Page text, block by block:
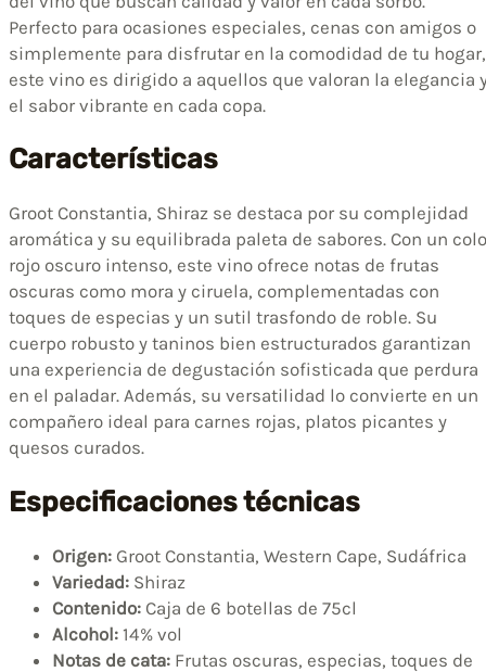
Perfecto para ocasiones especiales, cenas con amigos o
simplemente para disfrutar en la comodidad de tu hogar,
este vino es dirigido a aquellos que valoran la elegancia
el sabor vibrante en cada copa.
Características
Groot Constantia, Shiraz se destaca por su complejidad
aromática y su equilibrada paleta de sabores. Con un
rojo oscuro intenso, este vino ofrece notas de frutas
oscuras como mora y ciruela, complementadas con
toques de especias y un sutil trasfondo de roble. Su
cuerpo robusto y taninos bien estructurados garantizan
una experiencia de degustación sofisticada que perdura
en el paladar. Además, su versatilidad lo convierte en un
compañero ideal para carnes rojas, platos picantes y
quesos curados.
Especificaciones técnicas
Origen: Groot Constantia, Western Cape, Sudáfrica
Variedad: Shiraz
Contenido: Caja de 6 botellas de 75cl
Alcohol: 14% vol
Notas de cata: Frutas oscuras, especias, toques de